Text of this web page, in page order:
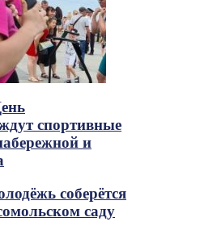
спортивные
и
соберётся
саду